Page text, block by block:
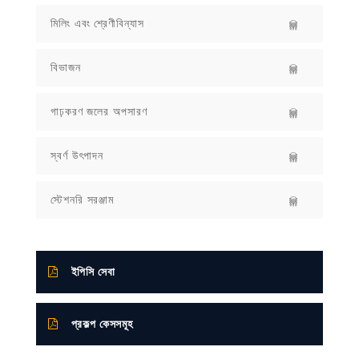
মিলিং এবং শ্রেণীবিন্যাস
বিভাজন
গাঢ়করণ জলের অপসারণ
স্বর্ণ উৎপাদন
স্টেশনরি সরঞ্জাম
ইপিসি সেবা
প্রকল্প কেসসমূহ